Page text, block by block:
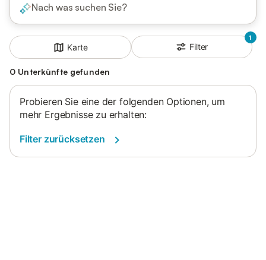
Nach was suchen Sie?
Karte
1
Filter
0 Unterkünfte gefunden
Probieren Sie eine der folgenden Optionen, um
mehr Ergebnisse zu erhalten:
Filter zurücksetzen